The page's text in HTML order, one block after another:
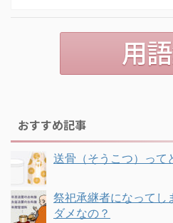
おすすめ記事
送骨（そうこつ）って
祭祀承継者になってし
ダメなの？